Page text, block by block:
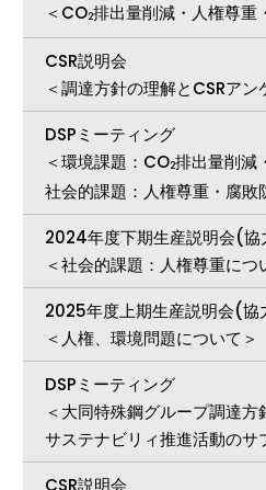
＜CO2排出量削減・人権尊重
CSR説明会
＜調達方針の理解とCSRアン
DSPミーティング
＜環境課題：CO2排出量削減
社会的課題：人権尊重・腐
2024年度下期生産説明会(協
＜社会的課題：人権尊重につ
2025年度上期生産説明会(協
＜人権、環境問題について＞
DSPミーティング
＜大同特殊鋼グループ調達方
サステナビリィ推進活動のサ
CSR説明会